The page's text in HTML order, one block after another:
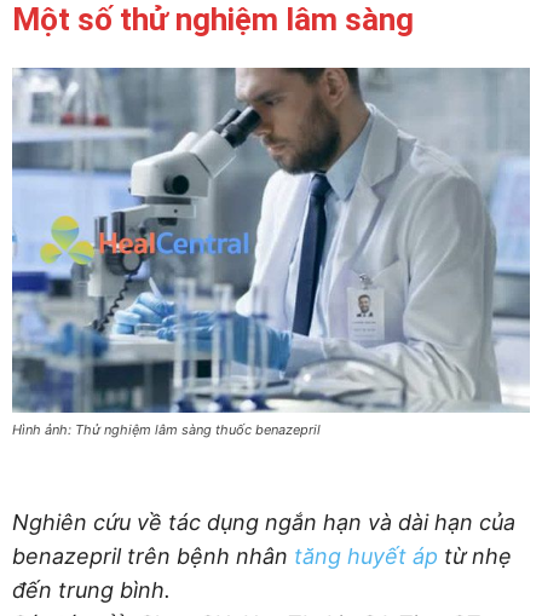
Một số thử nghiệm lâm sàng
Hình ảnh: Thử nghiệm lâm sàng thuốc benazepril
Nghiên cứu về tác dụng ngắn hạn và dài hạn của
benazepril trên bệnh nhân tăng huyết áp từ nhẹ
đến trung bình.